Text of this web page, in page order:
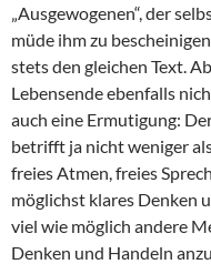
„Ausgewogenen“, der
müde ihm zu
stets den gleichen Text.
Lebensende ebenfalls
auch eine Ermutigung:
betrifft ja nicht weniger
freies Atmen, freies
möglichst klares Denken
viel wie möglich andere
Denken und Handeln